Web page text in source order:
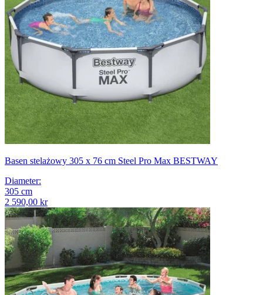
Basen stelażowy 305 x 76 cm Steel Pro Max BESTWAY
Diameter:
305 cm
2 590,00 kr